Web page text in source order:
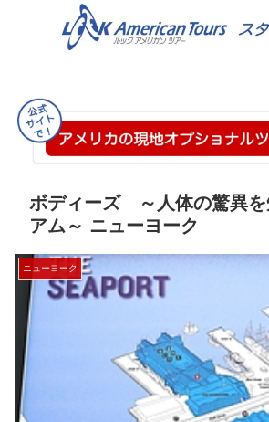
ボディーズ ～人体の驚異を
アム～ ニューヨーク
ニューヨーク